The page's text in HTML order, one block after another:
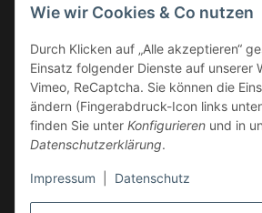
Wie wir Cookies & Co nutzen
Durch Klicken auf „Alle akzeptieren“
Einsatz folgender Dienste auf unserer
Vimeo, ReCaptcha. Sie können die
ändern (Fingerabdruck-Icon links
finden Sie unter Konfigurieren und in
Datenschutzerklärung.
Impressum Datenschutz
E-Mail:mail@tk-carparts.de
Montag-Donnerstag von 13 bis 16 Uhr